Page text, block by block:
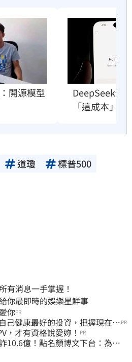
開源模型
DeepSeek預
「這成本」撐
道瓊
標普500
消息一手掌握！
你最即時的娛樂星鮮事
你PR
己健康最好的投資，把握現在不 PR
，才有資格說愛妳！ PR
10.6億！點名顏博文下台：為什